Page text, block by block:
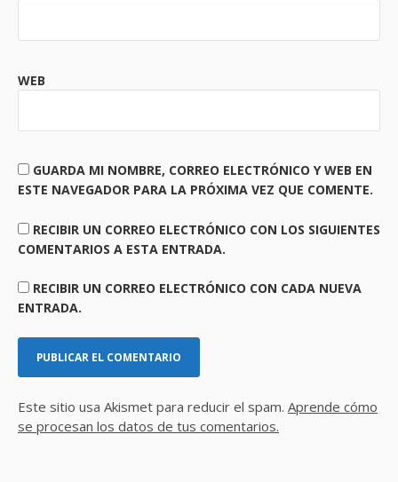
WEB
GUARDA MI NOMBRE, CORREO ELECTRÓNICO Y WEB EN
ESTE NAVEGADOR PARA LA PRÓXIMA VEZ QUE COMENTE.
RECIBIR UN CORREO ELECTRÓNICO CON LOS SIGUIENTES
COMENTARIOS A ESTA ENTRADA.
RECIBIR UN CORREO ELECTRÓNICO CON CADA NUEVA
ENTRADA.
Este sitio usa Akismet para reducir el spam. Aprende cómo
se procesan los datos de tus comentarios.